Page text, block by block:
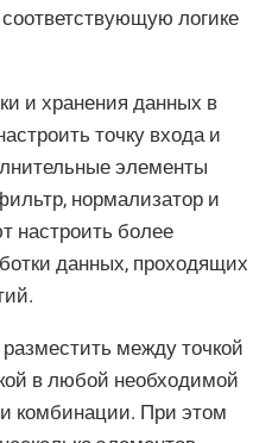
логике
и хранения данных в
точку входа и
элементы
нормализатор и
настроить более
данных, проходящих
между точкой
в любой необходимой
комбинации. При этом